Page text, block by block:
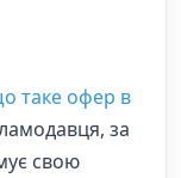
таке офер в
за
свою